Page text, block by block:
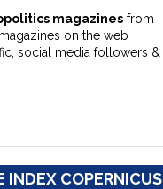
magazines from
on the web
social media followers &
INDEX COPERNICUS